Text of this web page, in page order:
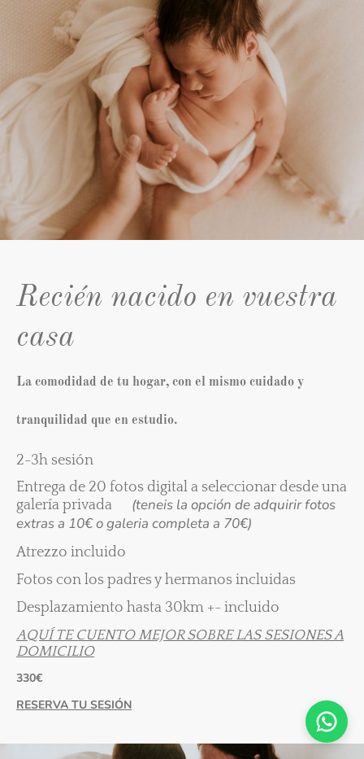
Recién nacido en vuestra
casa
La comodidad de tu hogar, con el mismo cuidado y
tranquilidad que en estudio.
2-3h sesión
Entrega de 20 fotos digital a seleccionar desde una
galería privada (teneis la opción de adquirir fotos
extras a 10€ o galeria completa a 70€)
Atrezzo incluido
Fotos con los padres y hermanos incluidas
Desplazamiento hasta 30km +- incluido
AQUÍ TE CUENTO MEJOR SOBRE LAS SESIONES A
DOMICILIO
330€
RESERVA TU SESIÓN
¡Hola, soy Aitana!